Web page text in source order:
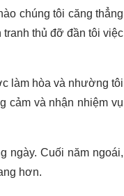
chúng tôi căng thẳng
thủ đỡ đần tôi việc
làm hòa và nhường tôi
cảm và nhận nhiệm vụ
ngày. Cuối năm ngoái,
hơn.